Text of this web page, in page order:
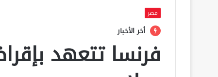
مصر
أخر الأخبار